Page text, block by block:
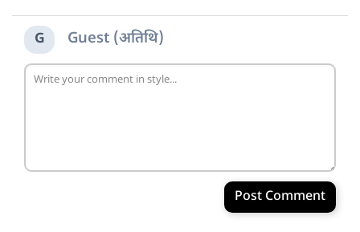
G Guest (अतिथि)
Post Comment